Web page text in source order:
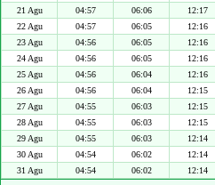
21 Agu
04:57 06:06 12:17
22 Agu
04:57 06:05 12:16
23 Agu
04:56 06:05 12:16
24 Agu
04:56 06:05 12:16
25 Agu
04:56 06:04 12:16
26 Agu
04:56 06:04 12:15
27 Agu
04:55 06:03 12:15
28 Agu
04:55 06:03 12:15
29 Agu
04:55 06:03 12:14
30 Agu
04:54 06:02 12:14
31 Agu
04:54 06:02 12:14